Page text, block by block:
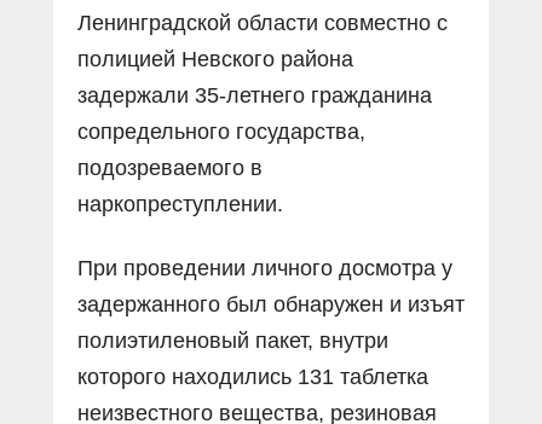
Ленинградской области совместно с
полицией Невского района
задержали 35-летнего гражданина
сопредельного государства,
подозреваемого в
наркопреступлении.
При проведении личного досмотра у
задержанного был обнаружен и изъят
полиэтиленовый пакет, внутри
которого находились 131 таблетка
неизвестного вещества, резиновая